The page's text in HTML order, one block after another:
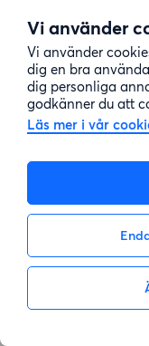
Vi använder
Vi använder
dig en bra
dig personliga
godkänner du att
Läs mer i vår